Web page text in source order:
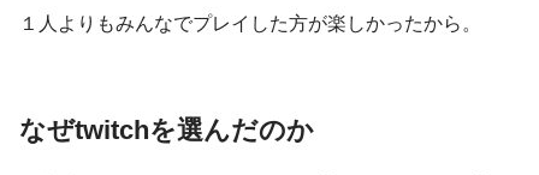
１人よりもみんなでプレイした方が楽しかったから。
なぜtwitchを選んだのか